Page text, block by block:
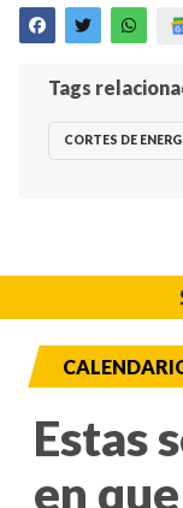
Tags
CORTES DE
Estas
en